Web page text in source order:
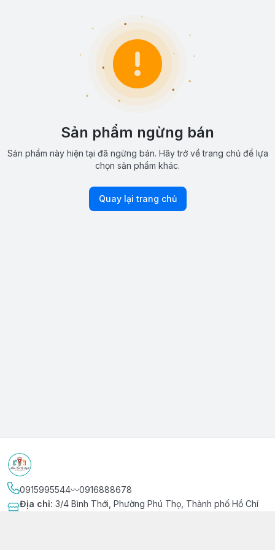
Sản phẩm ngừng bán
Sản phẩm này hiện tại đã ngừng bán. Hãy trở về trang chủ để lựa
chọn sản phẩm khác.
Quay lại trang chủ
0915995544〰️0916888678
Địa chỉ: 3/4 Bình Thới, Phường Phú Thọ, Thành phố Hồ Chí